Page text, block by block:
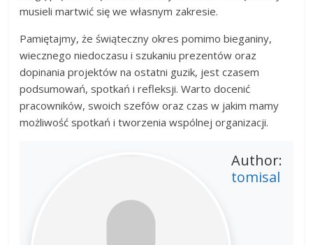
musieli martwić się we własnym zakresie.
Pamiętajmy, że świąteczny okres pomimo bieganiny,
wiecznego niedoczasu i szukaniu prezentów oraz
dopinania projektów na ostatni guzik, jest czasem
podsumowań, spotkań i refleksji. Warto docenić
pracowników, swoich szefów oraz czas w jakim mamy
możliwość spotkań i tworzenia wspólnej organizacji.
Author:
tomisal